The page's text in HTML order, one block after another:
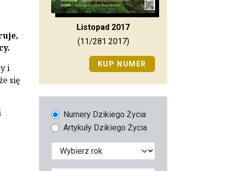
i
się
Listopad 2017
(11/281 2017)
KUP NUMER
Numery Dzikiego Życia
Artykuły Dzikiego Życia